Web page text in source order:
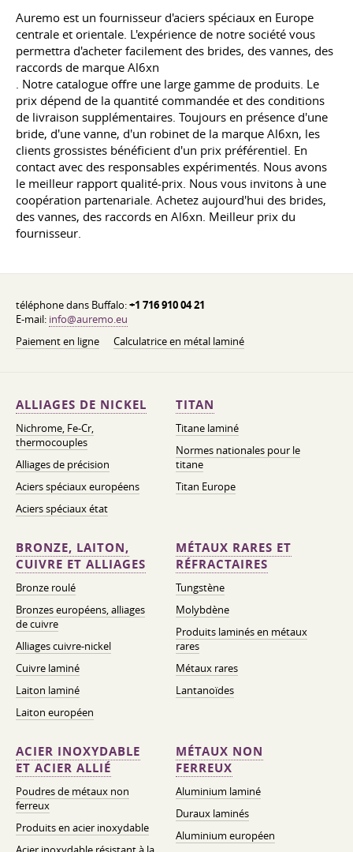
Auremo est un fournisseur d'aciers spéciaux en Europe
centrale et orientale. L'expérience de notre société vous
permettra d'acheter facilement des brides, des vannes, des
raccords de marque Al6xn
. Notre catalogue offre une large gamme de produits. Le
prix dépend de la quantité commandée et des conditions
de livraison supplémentaires. Toujours en présence d'une
bride, d'une vanne, d'un robinet de la marque Al6xn, les
clients grossistes bénéficient d'un prix préférentiel. En
contact avec des responsables expérimentés. Nous avons
le meilleur rapport qualité-prix. Nous vous invitons à une
coopération partenariale. Achetez aujourd'hui des brides,
des vannes, des raccords en Al6xn. Meilleur prix du
fournisseur.
téléphone dans Buffalo:+1 716 910 04 21
E-mail: info@auremo.eu
Paiement en ligne
Calculatrice en métal laminé
ALLIAGES DE NICKEL
Nichrome, Fe-Cr,
thermocouples
Alliages de précision
Aciers spéciaux européens
Aciers spéciaux état
TITAN
Titane laminé
Normes nationales pour le
titane
Titan Europe
BRONZE, LAITON,
CUIVRE ET ALLIAGES
Bronze roulé
Bronzes européens, alliages
de cuivre
Alliages cuivre-nickel
Cuivre laminé
Laiton laminé
Laiton européen
MÉTAUX RARES ET
RÉFRACTAIRES
Tungstène
Molybdène
Produits laminés en métaux
rares
Métaux rares
Lantanoïdes
ACIER INOXYDABLE
ET ACIER ALLIÉ
Poudres de métaux non
ferreux
Produits en acier inoxydable
MÉTAUX NON
FERREUX
Aluminium laminé
Duraux laminés
Aluminium européen